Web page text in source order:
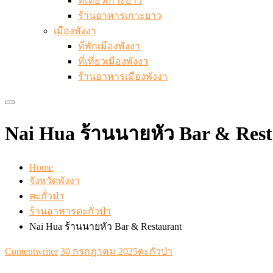
ร้านอาหารเกาะยาว
เมืองพังงา
ที่พักเมืองพังงา
ที่เที่ยวเมืองพังงา
ร้านอาหารเมืองพังงา
Nai Hua ร้านนายหัว Bar &
Home
จังหวัดพังงา
ตะกั่วป่า
ร้านอาหารตะกั่วป่า
Nai Hua ร้านนายหัว Bar & Restaurant
Contentwriter 30 กรกฎาคม 2025ตะกั่วป่า